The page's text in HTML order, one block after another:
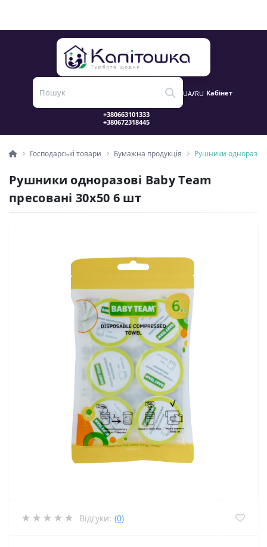
UA/RU Кабінет
Господарські товари Бумажна продукція Рушники
Рушники одноразові Baby Team
пресовані 30х50 6 шт
Відгуки: (0)